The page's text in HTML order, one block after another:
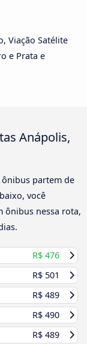
Viação Satélite
e Prata e
Anápolis,
ônibus partem de
você
ônibus nessa rota,
R$ 476
R$ 501
R$ 489
R$ 490
R$ 489